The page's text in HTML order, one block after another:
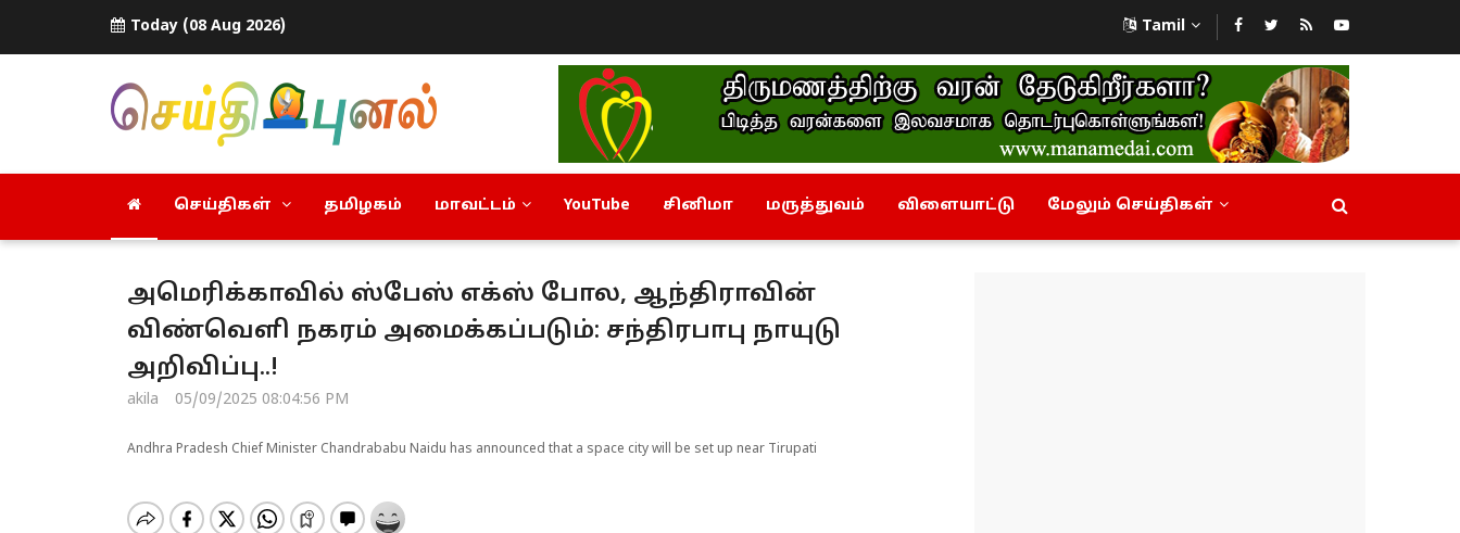
Today (08 Aug 2026) Tamil
செய்திகள் தமிழகம் மாவட்டம் YouTube சினிமா மருத்துவம் விளையாட்டு மேலும் செய்திகள்
அமெரிக்காவில் ஸ்பேஸ் எக்ஸ் போல, ஆந்திராவின்
விண்வெளி நகரம் அமைக்கப்படும்: சந்திரபாபு நாயுடு
அறிவிப்பு..!
akila 05/09/2025 08:04:56 PM
Andhra Pradesh Chief Minister Chandrababu Naidu has announced that a space city will be set up near Tirupati